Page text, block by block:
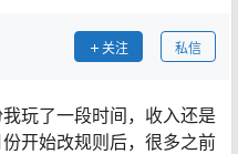
关注 私信
玩了一段时间，收入还是
开始改规则后，很多之前